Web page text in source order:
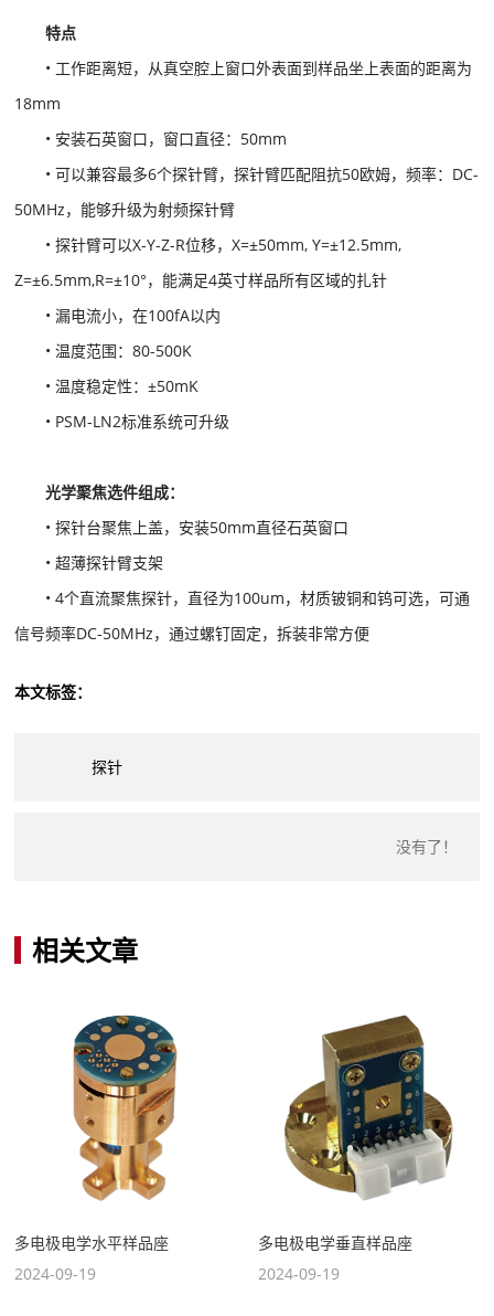
特点
• 工作距离短，从真空腔上窗口外表面到样品坐上表面的距离为
18mm
• 安装石英窗口，窗口直径：50mm
• 可以兼容最多6个探针臂，探针臂匹配阻抗50欧姆，频率：DC-
50MHz，能够升级为射频探针臂
• 探针臂可以X-Y-Z-R位移，X=±50mm, Y=±12.5mm,
Z=±6.5mm,R=±10°，能满足4英寸样品所有区域的扎针
• 漏电流小，在100fA以内
• 温度范围：80-500K
• 温度稳定性：±50mK
• PSM-LN2标准系统可升级
光学聚焦选件组成：
• 探针台聚焦上盖，安装50mm直径石英窗口
• 超薄探针臂支架
• 4个直流聚焦探针，直径为100um，材质铍铜和钨可选，可通
信号频率DC-50MHz，通过螺钉固定，拆装非常方便
本文标签：
探针
没有了！
相关文章
多电极电学水平样品座
2024-09-19
多电极电学垂直样品座
2024-09-19